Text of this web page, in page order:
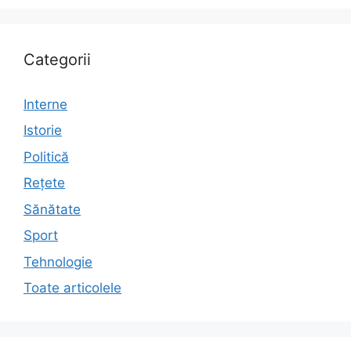
Categorii
Interne
Istorie
Politică
Rețete
Sănătate
Sport
Tehnologie
Toate articolele